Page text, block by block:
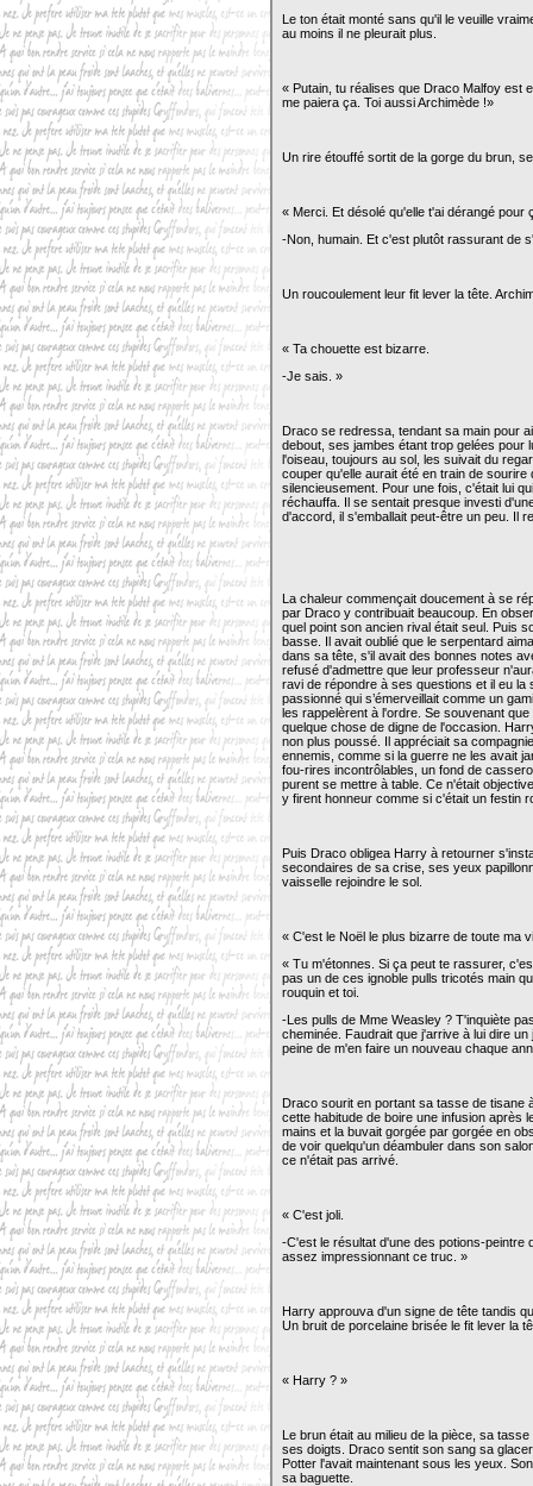
Le ton était monté sans qu'il le veuille
au moins il ne pleurait plus.
« Putain, tu réalises que Draco Malfoy est
me paiera ça. Toi aussi Archimède !»
Un rire étouffé sortit de la gorge du brun,
« Merci. Et désolé qu'elle t'ai dérangé pour
-Non, humain. Et c'est plutôt rassurant de
Un roucoulement leur fit lever la tête.
« Ta chouette est bizarre.
-Je sais. »
Draco se redressa, tendant sa main pour
debout, ses jambes étant trop gelées pour
l'oiseau, toujours au sol, les suivait du
couper qu'elle aurait été en train de
silencieusement. Pour une fois, c'était lui
réchauffa. Il se sentait presque investi
d'accord, il s'emballait peut-être un peu. Il
La chaleur commençait doucement à se
par Draco y contribuait beaucoup. En
quel point son ancien rival était seul. Puis
basse. Il avait oublié que le serpentard
dans sa tête, s'il avait des bonnes notes
refusé d'admettre que leur professeur
ravi de répondre à ses questions et il eu
passionné qui s’émerveillait comme un
les rappelèrent à l'ordre. Se souvenant
quelque chose de digne de l'occasion.
non plus poussé. Il appréciait sa
ennemis, comme si la guerre ne les avait
fou-rires incontrôlables, un fond de
purent se mettre à table. Ce n'était
y firent honneur comme si c'était un festin
Puis Draco obligea Harry à retourner
secondaires de sa crise, ses yeux
vaisselle rejoindre le sol.
« C'est le Noël le plus bizarre de toute ma
« Tu m'étonnes. Si ça peut te rassurer,
pas un de ces ignoble pulls tricotés main
rouquin et toi.
-Les pulls de Mme Weasley ? T'inquiète
cheminée. Faudrait que j'arrive à lui dire
peine de m'en faire un nouveau chaque
Draco sourit en portant sa tasse de tisane
cette habitude de boire une infusion après
mains et la buvait gorgée par gorgée en
de voir quelqu'un déambuler dans son
ce n'était pas arrivé.
« C'est joli.
-C'est le résultat d'une des potions-
assez impressionnant ce truc. »
Harry approuva d'un signe de tête tandis
Un bruit de porcelaine brisée le fit lever la
« Harry ? »
Le brun était au milieu de la pièce, sa
ses doigts. Draco sentit son sang sa
Potter l'avait maintenant sous les yeux.
sa baguette.